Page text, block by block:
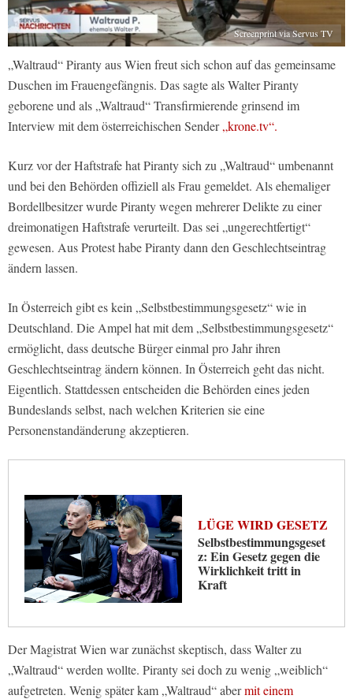
Screenprint via Servus TV
„Waltraud“ Piranty aus Wien freut sich schon auf das gemeinsame
Duschen im Frauengefängnis. Das sagte als Walter Piranty
geborene und als „Waltraud“ Transfirmierende grinsend im
Interview mit dem österreichischen Sender„krone.tv“.
Kurz vor der Haftstrafe hat Piranty sich zu „Waltraud“ umbenannt
und bei den Behörden offiziell als Frau gemeldet. Als ehemaliger
Bordellbesitzer wurde Piranty wegen mehrerer Delikte zu einer
dreimonatigen Haftstrafe verurteilt. Das sei „ungerechtfertigt“
gewesen. Aus Protest habe Piranty dann den Geschlechtseintrag
ändern lassen.
In Österreich gibt es kein „Selbstbestimmungsgesetz“ wie in
Deutschland. Die Ampel hat mit dem „Selbstbestimmungsgesetz“
ermöglicht, dass deutsche Bürger einmal pro Jahr ihren
Geschlechtseintrag ändern können. In Österreich geht das nicht.
Eigentlich. Stattdessen entscheiden die Behörden eines jeden
Bundeslands selbst, nach welchen Kriterien sie eine
Personenstandänderung akzeptieren.
LÜGE WIRD GESETZ
Selbstbestimmungsgeset
z: Ein Gesetz gegen die
Wirklichkeit tritt in
Kraft
Der Magistrat Wien war zunächst skeptisch, dass Walter zu
„Waltraud“ werden wollte. Piranty sei doch zu wenig „weiblich“
aufgetreten. Wenig später kam „Waltraud“ abermit einem